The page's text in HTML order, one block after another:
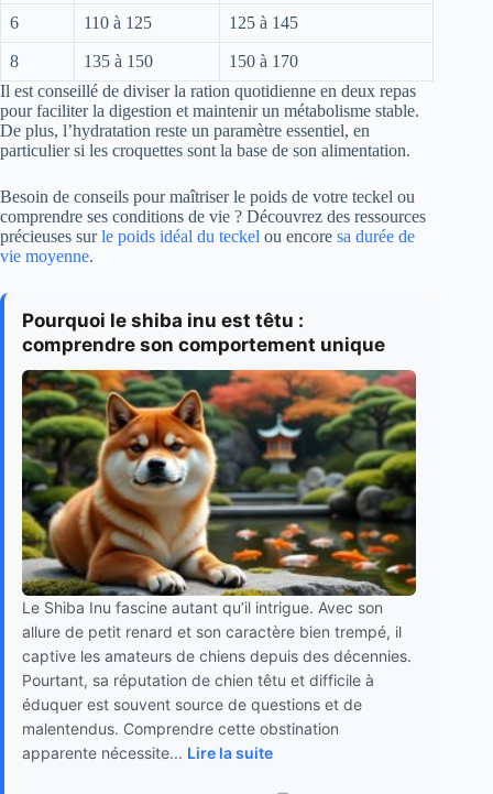
6 110 à 125 125 à 145
8 135 à 150
150 à 170
Il est conseillé de diviser la ration quotidienne en deux repas
pour faciliter la digestion et maintenir un métabolisme stable.
De plus, l’hydratation reste un paramètre essentiel, en
particulier si les croquettes sont la base de son alimentation.
Besoin de conseils pour maîtriser le poids de votre teckel ou
comprendre ses conditions de vie ? Découvrez des ressources
précieuses surle poids idéal du teckel ou encore sa durée de
vie moyenne.
Pourquoi le shiba inu est têtu :
comprendre son comportement unique
Le Shiba Inu fascine autant qu’il intrigue. Avec son
allure de petit renard et son caractère bien trempé, il
captive les amateurs de chiens depuis des décennies.
Pourtant, sa réputation de chien têtu et difficile à
éduquer est souvent source de questions et de
malentendus. Comprendre cette obstination
apparente nécessite... Lire la suite